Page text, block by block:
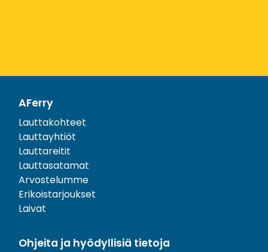
AFerry
Lauttakohteet
Lauttayhtiöt
Lauttareitit
Lauttasatamat
Arvostelumme
Erikoistarjoukset
Laivat
Ohjeita ja hyödyllisiä tietoja